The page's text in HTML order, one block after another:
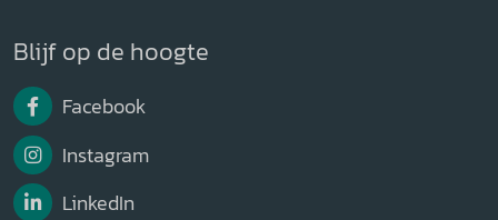
Blijf op de hoogte
Facebook
Instagram
LinkedIn